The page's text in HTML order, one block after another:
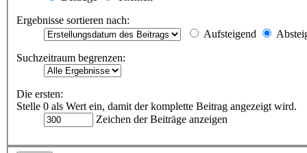
Ergebnisse sortieren nach:
Aufsteigend
Suchzeitraum begrenzen:
Die ersten:
Stelle 0 als Wert ein, damit der komplette Beitrag angezeigt wird.
Zeichen der Beiträge anzeigen